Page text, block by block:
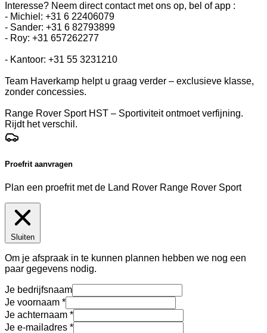
Interesse? Neem direct contact met ons op, bel of app :
- Michiel: +31 6 22406079
- Sander: +31 6 82793899
- Roy: +31 657262277
- Kantoor: +31 55 3231210
Team Haverkamp helpt u graag verder – exclusieve klasse,
zonder concessies.
Range Rover Sport HST – Sportiviteit ontmoet verfijning.
Rijdt het verschil.
Proefrit aanvragen
Plan een proefrit met de Land Rover Range Rover Sport
Sluiten
Om je afspraak in te kunnen plannen hebben we nog een
paar gegevens nodig.
Je bedrijfsnaam
Je voornaam
Je achternaam
Je e-mailadres